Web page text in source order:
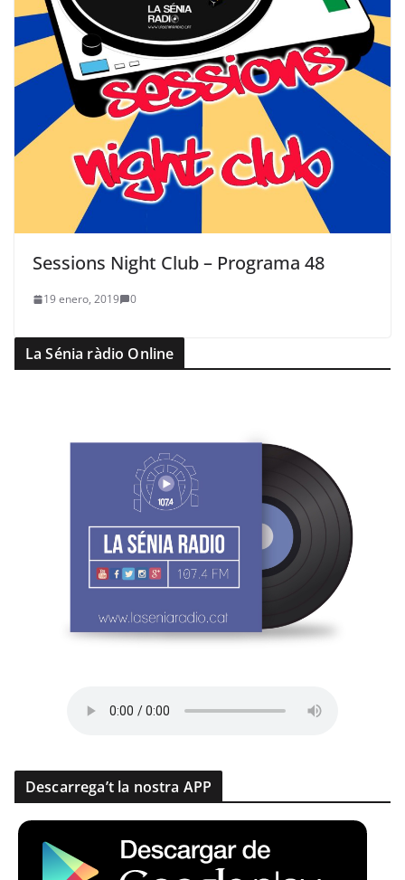
Sessions Night Club – Programa 48
19 enero, 2019 0
La Sénia ràdio Online
Descarrega’t la nostra APP